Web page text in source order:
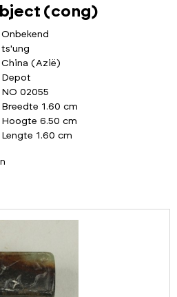
(cong)
Onbekend
ts'ung
China (Azië)
Depot
NO 02055
Breedte 1.60 cm
Hoogte 6.50 cm
Lengte 1.60 cm